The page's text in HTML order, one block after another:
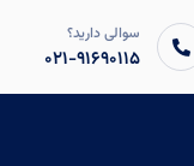
سوالی دارید؟
۰۲۱-۹۱۶۹۰۱۱۵